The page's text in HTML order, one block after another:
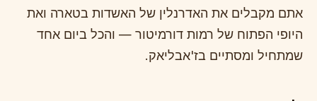
אתם מקבלים את האדרנלין של האשדות בטארה ואת
היופי הפתוח של רמות דורמיטור — והכל ביום אחד
שמתחיל ומסתיים בז'אבליאק.